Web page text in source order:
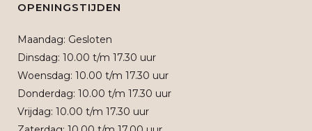
OPENINGSTIJDEN
Maandag: Gesloten
Dinsdag: 10.00 t/m 17.30 uur
Woensdag: 10.00 t/m 17.30 uur
Donderdag: 10.00 t/m 17.30 uur
Vrijdag: 10.00 t/m 17.30 uur